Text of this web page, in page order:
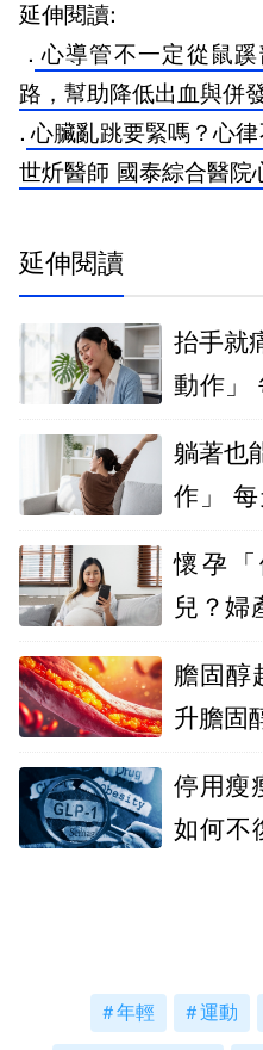
延伸閱讀:
. 心導管不一定從鼠
路，幫助降低出血與併
. 心臟亂跳要緊嗎？心
世炘醫師 國泰綜合醫院
延伸閱讀
抬手就
動作」
躺著也
作」
懷孕
兒？婦
膽固醇
升膽固
停用瘦
如何不
年輕 運動